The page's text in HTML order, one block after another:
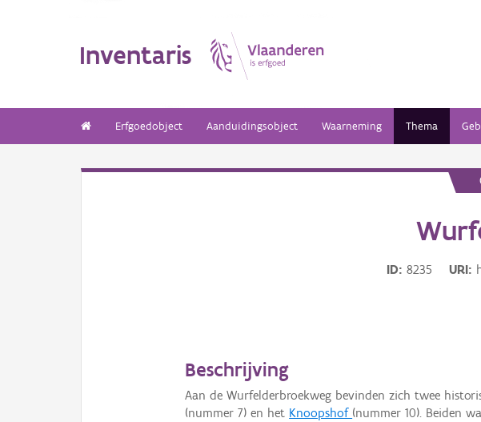
Inventaris
Erfgoedobject Aanduidingsobject Waarneming Thema
ID 8235 URI
Beschrijving
Aan de Wurfelderbroekweg bevinden zich twee
(nummer 7) en het Knoopshof (nummer 10). Beiden